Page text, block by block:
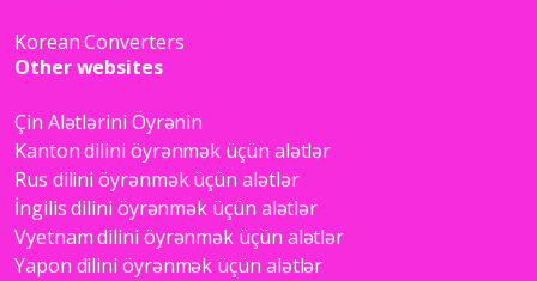
Korean Converters
Other websites
Çin Alətlərini Öyrənin
Kanton dilini öyrənmək üçün alətlər
Rus dilini öyrənmək üçün alətlər
İngilis dilini öyrənmək üçün alətlər
Vyetnam dilini öyrənmək üçün alətlər
Yapon dilini öyrənmək üçün alətlər